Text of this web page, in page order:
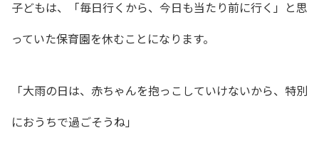
子どもは、「毎日行くから、今日も当たり前に行く」と思
っていた保育園を休むことになります。
「大雨の日は、赤ちゃんを抱っこしていけないから、特別
におうちで過ごそうね」